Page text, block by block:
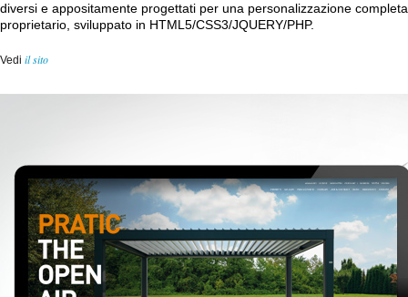
diversi e appositamente progettati per una personalizzazione
proprietario, sviluppato in HTML5/CSS3/JQUERY/PHP.
Vedi il sito